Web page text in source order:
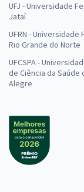
UFJ - Universidade
Jataí
UFRN - Universidade
Rio Grande do Norte
UFCSPA -
de Ciência da Saúde
Alegre